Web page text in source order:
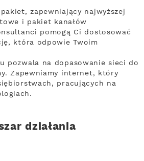
zapewniający najwyższej
i pakiet kanałów
pomogą Ci dostosować
która odpowie Twoim
pozwala na dopasowanie sieci do
Zapewniamy internet, który
pracujących na
działania